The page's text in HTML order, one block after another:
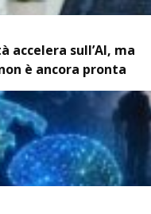
accelera sull’AI, ma
è ancora pronta